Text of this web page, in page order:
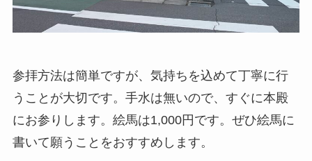
参拝方法は簡単ですが、気持ちを込めて丁寧に行
うことが大切です。手水は無いので、すぐに本殿
にお参りします。絵馬は1,000円です。ぜひ絵馬に
書いて願うことをおすすめします。